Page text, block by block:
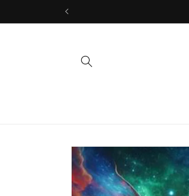
Skip to
product
information